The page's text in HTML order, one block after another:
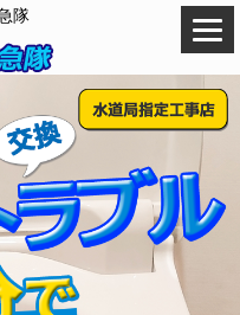
隊